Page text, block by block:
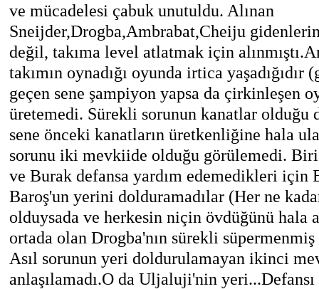
ve mücadelesi çabuk unutuldu. Alınan
Sneijder,Drogba,Ambrabat,Cheiju
değil, takıma level atlatmak için
takımın oynadığı oyunda irtica
geçen sene şampiyon yapsa da çirkinleşen
üretemedi. Sürekli sorunun kanatlar olduğu
sene önceki kanatların üretkenliğine hala
sorunu iki mevkiide olduğu görülemedi.
ve Burak defansa yardım edemedikleri için
Baroş'un yerini dolduramadılar (Her ne
olduysada ve herkesin niçin övdüğünü hala
ortada olan Drogba'nın sürekli
Asıl sorunun yeri doldurulamayan ikinci
anlaşılamadı.O da Uljaluji'nin